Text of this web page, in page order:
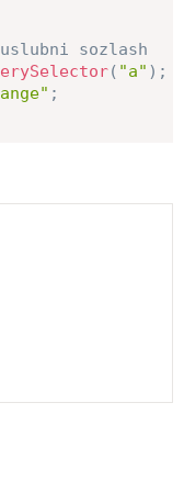
sozlash
( "a" ) ;
;